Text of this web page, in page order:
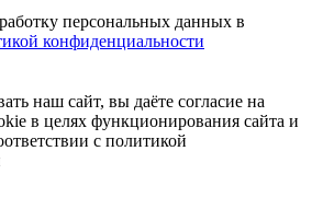
персональных данных в
конфиденциальности
наш сайт, вы даёте согласие на
в целях функционирования сайта и
с политикой